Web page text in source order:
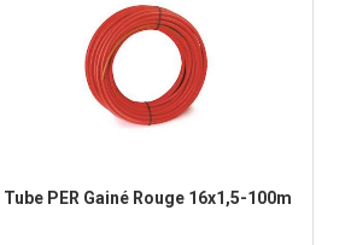
Tube PER Gainé Rouge 16x1,5-100m